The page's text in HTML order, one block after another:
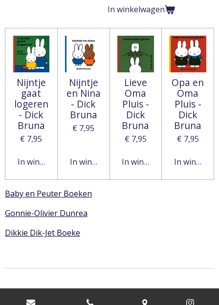
In winkelwagen
Nijntje
gaat
logeren
- Dick
Bruna
€ 7,95
In winkelwagen
Nijntje
en Nina
- Dick
Bruna
€ 7,95
In winkelwagen
Lieve
Oma
Pluis -
Dick
Bruna
€ 7,95
In winkelwagen
Opa en
Oma
Pluis -
Dick
Bruna
€ 7,95
In
Baby en Peuter Boeken
Gonnie-Olivier Dunrea
Dikkie Dik-Jet Boeke